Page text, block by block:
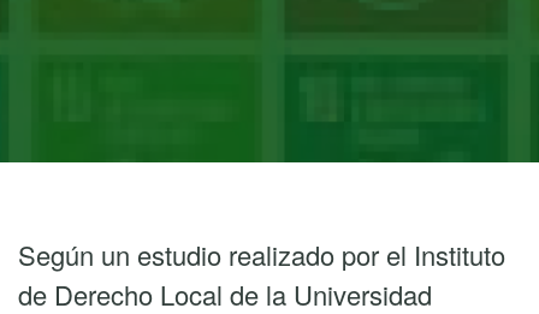
Según un estudio realizado por el Instituto
de Derecho Local de la Universidad